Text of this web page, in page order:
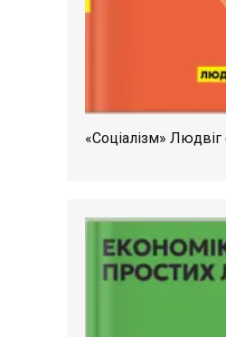
«Соціалізм»